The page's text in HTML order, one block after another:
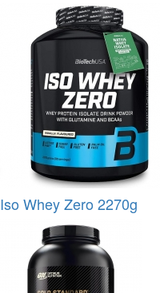
Iso Whey Zero 2270g